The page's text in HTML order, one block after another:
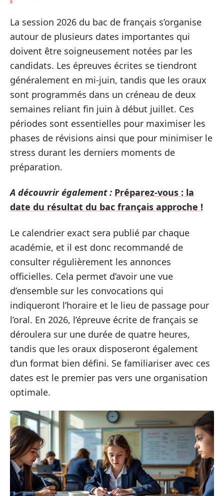
La session 2026 du bac de français s’organise
autour de plusieurs dates importantes qui
doivent être soigneusement notées par les
candidats. Les épreuves écrites se tiendront
généralement en mi-juin, tandis que les oraux
sont programmés dans un créneau de deux
semaines reliant fin juin à début juillet. Ces
périodes sont essentielles pour maximiser les
phases de révisions ainsi que pour minimiser le
stress durant les derniers moments de
préparation.
A découvrir également : Préparez-vous : la
date du résultat du bac français approche !
Le calendrier exact sera publié par chaque
académie, et il est donc recommandé de
consulter régulièrement les annonces
officielles. Cela permet d’avoir une vue
d’ensemble sur les convocations qui
indiqueront l’horaire et le lieu de passage pour
l’oral. En 2026, l’épreuve écrite de français se
déroulera sur une durée de quatre heures,
tandis que les oraux disposeront également
d’un format bien défini. Se familiariser avec ces
dates est le premier pas vers une organisation
optimale.